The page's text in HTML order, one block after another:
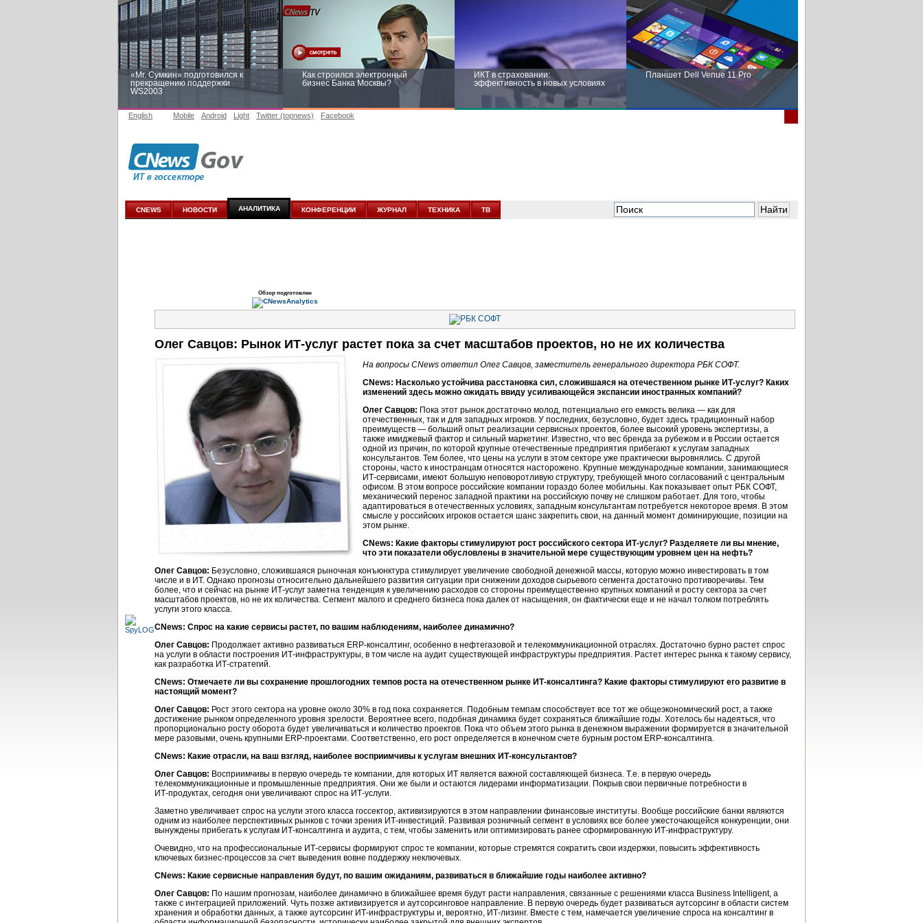
«Mr. Сумкин» подготовился к
прекращению поддержки
WS2003
Как строился электронный
бизнес Банка Москвы?
ИКТ в страховании:
эффективность в новых условиях
Планшет Dell Venue 11 Pro
Заоблачная оптимизация: как
аналитике
новых условиях
English Mobile Android Light Twitter (topnews) Facebook
CNEWS НОВОСТИ АНАЛИТИКА КОНФЕРЕНЦИИ ЖУРНАЛ ТЕХНИКА ТВ
Обзор подготовлен
Олег Савцов: Рынок ИТ-услуг растет пока за счет масштабов проектов, но не их количества
На вопросы CNews ответил Олег Савцов, заместитель генерального директора РБК СОФТ.
CNews: Насколько устойчива расстановка сил, сложившаяся на отечественном рынке ИТ-услуг? Каких
изменений здесь можно ожидать ввиду усиливающейся экспансии иностранных компаний?
Олег Савцов: Пока этот рынок достаточно молод, потенциально его емкость велика — как для
отечественных, так и для западных игроков. У последних, безусловно, будет здесь традиционный набор
преимуществ — больший опыт реализации сервисных проектов, более высокий уровень экспертизы, а
также имиджевый фактор и сильный маркетинг. Известно, что вес бренда за рубежом и в России остается
одной из причин, по которой крупные отечественные предприятия прибегают к услугам западных
консультантов. Тем более, что цены на услуги в этом секторе уже практически выровнялись. С другой
стороны, часто к иностранцам относятся насторожено. Крупные международные компании, занимающиеся
ИТ-сервисами, имеют большую неповоротливую структуру, требующей много согласований с центральным
офисом. В этом вопросе российские компании гораздо более мобильны. Как показывает опыт РБК СОФТ,
механический перенос западной практики на российскую почву не слишком работает. Для того, чтобы
адаптироваться в отечественных условиях, западным консультантам потребуется некоторое время. В этом
смысле у российских игроков остается шанс закрепить свои, на данный момент доминирующие, позиции на
этом рынке.
CNews: Какие факторы стимулируют рост российского сектора ИТ-услуг? Разделяете ли вы мнение,
что эти показатели обусловлены в значительной мере существующим уровнем цен на нефть?
Олег Савцов: Безусловно, сложившаяся рыночная конъюнктура стимулирует увеличение свободной денежной массы, которую можно инвестировать в том
числе и в ИТ. Однако прогнозы относительно дальнейшего развития ситуации при снижении доходов сырьевого сегмента достаточно противоречивы. Тем
более, что и сейчас на рынке ИТ-услуг заметна тенденция к увеличению расходов со стороны преимущественно крупных компаний и росту сектора за счет
масштабов проектов, но не их количества. Сегмент малого и среднего бизнеса пока далек от насыщения, он фактически еще и не начал толком потреблять
услуги этого класса.
CNews: Спрос на какие сервисы растет, по вашим наблюдениям, наиболее динамично?
Олег Савцов: Продолжает активно развиваться ERP-консалтинг, особенно в нефтегазовой и телекоммуникационной отраслях. Достаточно бурно растет спрос
на услуги в области построения ИТ-инфраструктуры, в том числе на аудит существующей инфраструктуры предприятия. Растет интерес рынка к такому сервису,
как разработка ИТ-стратегий.
CNews: Отмечаете ли вы сохранение прошлогодних темпов роста на отечественном рынке ИТ-консалтинга? Какие факторы стимулируют его развитие в
настоящий момент?
Олег Савцов: Рост этого сектора на уровне около 30% в год пока сохраняется. Подобным темпам способствует все тот же общеэкономический рост, а также
достижение рынком определенного уровня зрелости. Вероятнее всего, подобная динамика будет сохраняться ближайшие годы. Хотелось бы надеяться, что
пропорционально росту оборота будет увеличиваться и количество проектов. Пока что объем этого рынка в денежном выражении формируется в значительной
мере разовыми, очень крупными ERP-проектами. Соответственно, его рост определяется в конечном счете бурным ростом ERP-консалтинга.
CNews: Какие отрасли, на ваш взгляд, наиболее восприимчивы к услугам внешних ИТ-консультантов?
Олег Савцов: Восприимчивы в первую очередь те компании, для которых ИТ является важной составляющей бизнеса. Т.е. в первую очередь
телекоммуникационные и промышленные предприятия. Они же были и остаются лидерами информатизации. Покрыв свои первичные потребности в
ИТ-продуктах, сегодня они увеличивают спрос на ИТ-услуги.
Заметно увеличивает спрос на услуги этого класса госсектор, активизируются в этом направлении финансовые институты. Вообще российские банки являются
одним из наиболее перспективных рынков с точки зрения ИТ-инвестиций. Развивая розничный сегмент в условиях все более ужесточающейся конкуренции, они
вынуждены прибегать к услугам ИТ-консалтинга и аудита, с тем, чтобы заменить или оптимизировать ранее сформированную ИТ-инфраструктуру.
Очевидно, что на профессиональные ИТ-сервисы формируют спрос те компании, которые стремятся сократить свои издержки, повысить эффективность
ключевых бизнес-процессов за счет выведения вовне поддержку неключевых.
CNews: Какие сервисные направления будут, по вашим ожиданиям, развиваться в ближайшие годы наиболее активно?
Олег Савцов: По нашим прогнозам, наиболее динамично в ближайшее время будут расти направления, связанные с решениями класса Business Intelligent, а
также с интеграцией приложений. Чуть позже активизируется и аутсорсинговое направление. В первую очередь будет развиваться аутсорсинг в области систем
хранения и обработки данных, а также аутсорсинг ИТ-инфраструктуры и, вероятно, ИТ-лизинг. Вместе с тем, намечается увеличение спроса на консалтинг в